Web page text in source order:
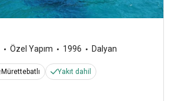
Özel Yapım 1996 Dalyan
Mürettebatlı Yakıt dahil